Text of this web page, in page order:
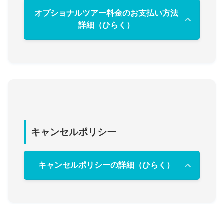
オプショナルツアー料金のお支払い方法
詳細（ひらく）
キャンセルポリシー
キャンセルポリシーの詳細（ひらく）